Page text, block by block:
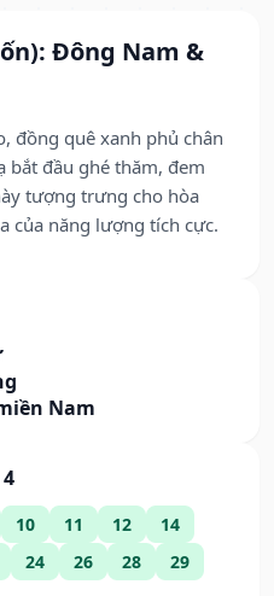
Đông Nam &
đồng quê xanh phủ chân
bắt đầu ghé thăm, đem
tượng trưng cho hòa
của năng lượng tích cực.
Nam
10 11 12
14
24 26 28
29